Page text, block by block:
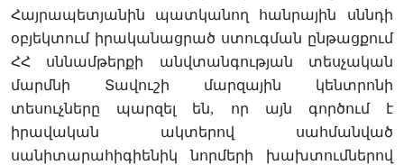
Հայրապետյանին
պատկանող հանրային սննդի
օբյեկտում իրականացրած ստուգման ընթացքում
ՀՀ սննամթերքի անվտանգության տեսչական
մարմնի Տավուշի մարզային կենտրոնի
տեսուչները պարզել են, որ այն գործում է
իրավական ակտերով սահմանված
սանիտարահիգիենիկ նորմերի խախտումներով